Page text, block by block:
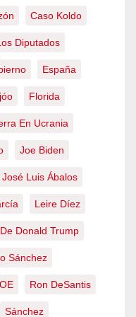
Caso Koldo
Diputados
España
Florida
En Ucrania
Joe Biden
José Luis Ábalos
Leire Díez
Donald Trump
Sánchez
Ron DeSantis
Sánchez